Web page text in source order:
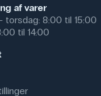
af varer
torsdag: 8:00 til 15:00
til 14:00